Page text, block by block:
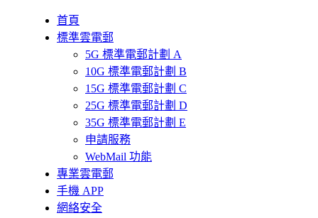
首頁
標準雲電郵
5G 標準電郵計劃 A
10G 標準電郵計劃 B
15G 標準電郵計劃 C
25G 標準電郵計劃 D
35G 標準電郵計劃 E
申請服務
WebMail 功能
專業雲電郵
手機 APP
網絡安全